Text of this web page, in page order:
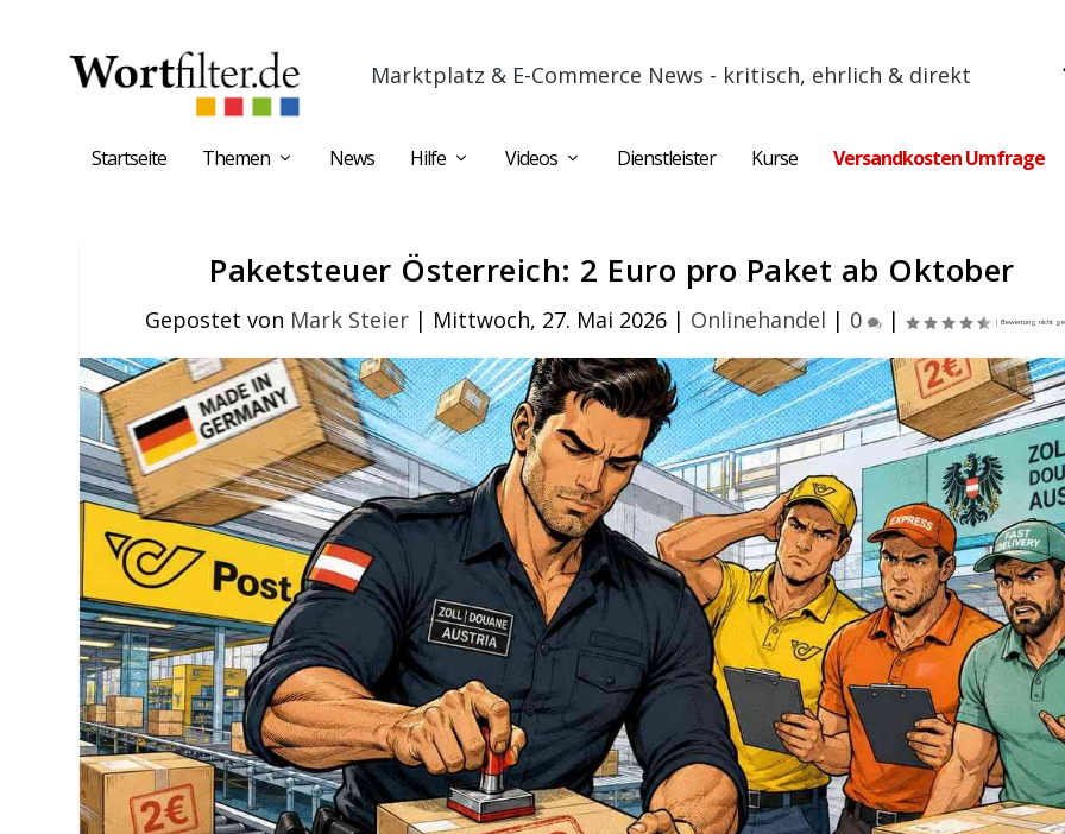
Marktplatz & E-Commerce News - kritisch, ehrlich & direkt
Startseite Themen News Hilfe Videos Dienstleister Kurse Versandkosten Umfrage
Paketsteuer Österreich: 2 Euro pro Paket ab Oktober
Gepostet von Mark Steier| Mittwoch, 27. Mai 2026| Onlinehandel | 0 |